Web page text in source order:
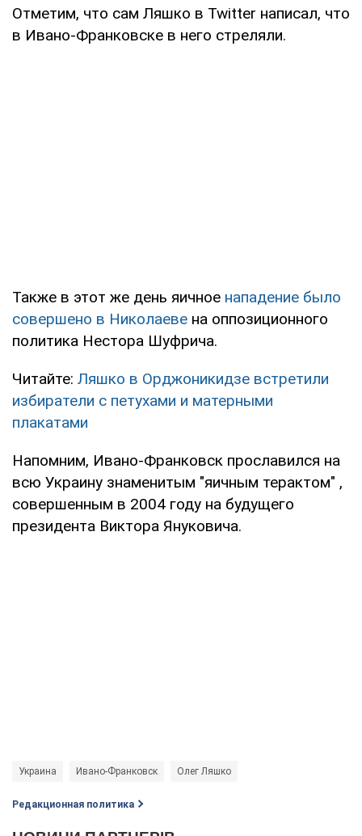
Отметим, что сам Ляшко в Twitter написал, что
в Ивано-Франковске в него стреляли.
Также в этот же день яичное нападение было
совершено в Николаеве на оппозиционного
политика Нестора Шуфрича.
Читайте: Ляшко в Орджоникидзе встретили
избиратели с петухами и матерными
плакатами
Напомним, Ивано-Франковск прославился на
всю Украину знаменитым "яичным терактом" ,
совершенным в 2004 году на будущего
президента Виктора Януковича.
Украина Ивано-Франковск Олег Ляшко
Редакционная политика